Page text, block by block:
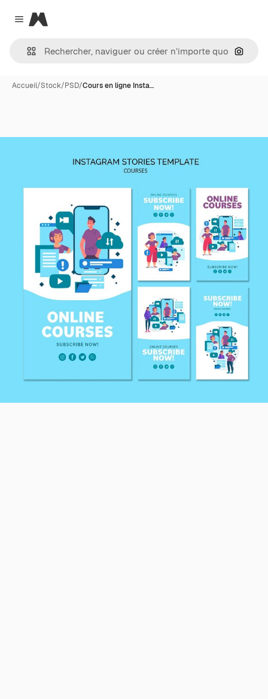
Close menu
Magnific
Accueil/Stock/PSD/Cours en ligne Insta…